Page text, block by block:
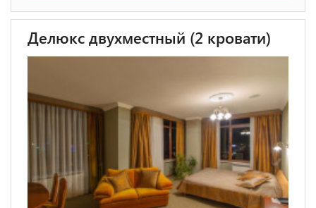
Делюкс двухместный (2 кровати)